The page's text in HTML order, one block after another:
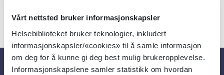
Vårt nettsted bruker informasjonskapsler
Helsebiblioteket bruker teknologier, inkludert
informasjonskapsler/«cookies» til å samle informasjon
om deg for å kunne gi deg best mulig brukeropplevelse.
Informasjonskapslene samler statistikk om hvordan